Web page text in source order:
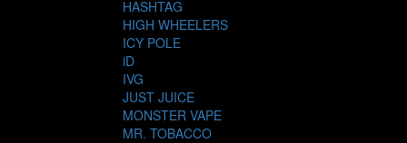
HASHTAG
HIGH WHEELERS
ICY POLE
iD
IVG
JUST JUICE
MONSTER VAPE
MR. TOBACCO